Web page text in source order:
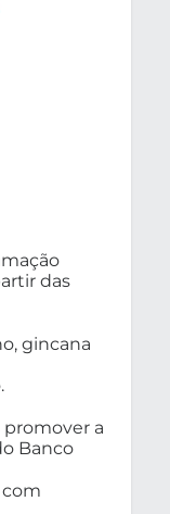
das
gincana
promover a
Banco